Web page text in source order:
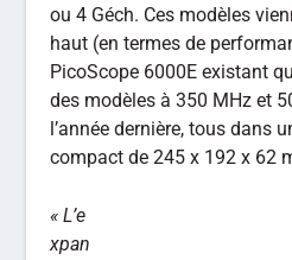
ou 4 Géch. Ces modèles
haut (en termes de
PicoScope 6000E existant
des modèles à 350 MHz et
l’année dernière, tous dans
compact de 245 x 192 x 62
« L’e
xpan